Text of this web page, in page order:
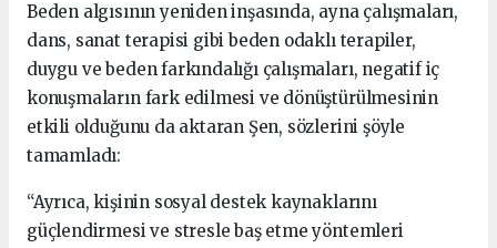
Beden algısının yeniden inşasında, ayna çalışmaları,
dans, sanat terapisi gibi beden odaklı terapiler,
duygu ve beden farkındalığı çalışmaları, negatif iç
konuşmaların fark edilmesi ve dönüştürülmesinin
etkili olduğunu da aktaran Şen, sözlerini şöyle
tamamladı:
“Ayrıca, kişinin sosyal destek kaynaklarını
güçlendirmesi ve stresle baş etme yöntemleri